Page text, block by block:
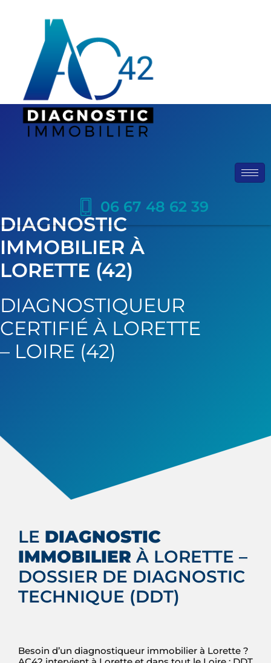
06 67 48 62 39
DIAGNOSTIC
IMMOBILIER À
LORETTE (42)
DIAGNOSTIQUEUR
CERTIFIÉ À LORETTE
– LOIRE (42)
LE DIAGNOSTIC
IMMOBILIER À LORETTE –
DOSSIER DE DIAGNOSTIC
TECHNIQUE (DDT)
Besoin d’un diagnostiqueur immobilier à Lorette ?